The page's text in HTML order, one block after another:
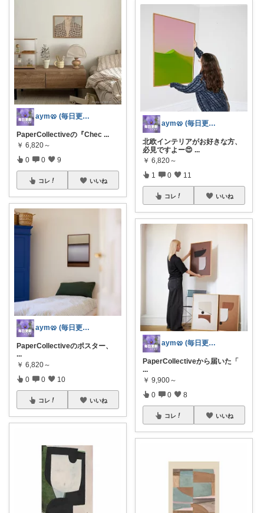
aym🥨 (毎日更新してます🙌)
PaperCollectiveの『Chec ...
￥ 6,820～
0 0 9
コレ いいね
aym🥨 (毎日更新してます🙌)
PaperCollectiveのポスター、
...
￥ 6,820～
0 0 10
コレ いいね
aym🥨 (毎日更新してます🙌)
北欧インテリアがお好きな方、
必見ですよー😍 ...
￥ 6,820～
1 0 11
コレ いいね
aym🥨 (毎日更新してます🙌)
PaperCollectiveから届いた「
...
￥ 9,900～
0 0 8
コレ いいね